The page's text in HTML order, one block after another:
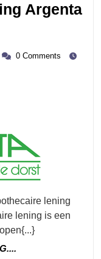
Argenta
0 Comments
lening is een